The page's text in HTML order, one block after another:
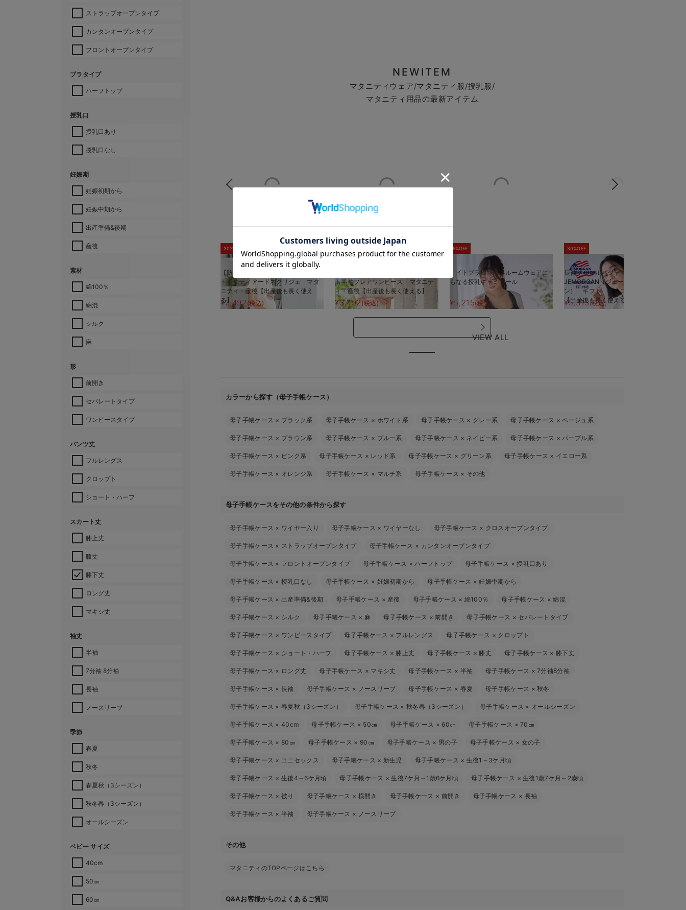
ストラップオープンタイプ
カンタンオープンタイプ
フロントオープンタイプ
ブラタイプ
ハーフトップ
授乳口
授乳口あり
授乳口なし
妊娠期
妊娠初期から
妊娠中期から
出産準備&後期
産後
素材
綿100％
綿混
シルク
麻
形
前開き
セパレートタイプ
ワンピースタイプ
パンツ丈
フルレングス
クロップト
ショート・ハーフ
スカート丈
膝上丈
膝丈
膝下丈
ロング丈
マキシ丈
袖丈
半袖
7分袖 8分袖
長袖
ノースリーブ
季節
春夏
秋冬
春夏秋（3シーズン）
秋冬春（3シーズン）
オールシーズン
ベビー サイズ
40cm
50㎝
60㎝
NEWITEM
マタニティウェア/マタニティ服/授乳服/
マタニティ用品の最新アイテム
30%OFF
【防汚加工】綿混やわらかスウェッ
ト半袖ティアードネグリジェ マタ
ニティ・産後【出産後も長く使え
る】
¥3,492 (税込)
ト半袖フレアワンピース マタニテ
ィ・産後【出産後も長く使える】
¥3,492(税込)
5%OFF
ナイトブラ機能付 ルームウェアに
もなる授乳キャミソール
¥5,215(税込)
30%OFF
長袖サーマルパジャマ3点セット
JEMORGAN（ジェーイーモーガ
ン） ギフト マタニティ・産後
【出産後も長く使える】
¥5,313 (税込)
VIEW ALL
カラーから探す（母子手帳ケース）
母子手帳ケース × ブラック系 母子手帳ケース × ホワイト系 母子手帳ケース × グレー系 母子手帳ケース ×ベージュ系
母子手帳ケース × ブラウン系 母子手帳ケース × ブルー系 母子手帳ケース × ネイビー系 母子手帳ケース ×パープル系
母子手帳ケース × ピンク系 母子手帳ケース × レッド系 母子手帳ケース × グリーン系 母子手帳ケース × イエロー系
母子手帳ケース × オレンジ系 母子手帳ケース × マルチ系 母子手帳ケース × その他
母子手帳ケースをその他の条件から探す
母子手帳ケース × ワイヤー入り 母子手帳ケース × ワイヤーなし 母子手帳ケース × クロスオープンタイプ
母子手帳ケース × ストラップオープンタイプ 母子手帳ケース × カンタンオープンタイプ
母子手帳ケース × フロントオープンタイプ 母子手帳ケース ×ハーフトップ 母子手帳ケース ×授乳口あり
母子手帳ケース ×授乳口なし 母子手帳ケース × 妊娠初期から 母子手帳ケース ×妊娠中期から
母子手帳ケース × 出産準備&後期 母子手帳ケース × 産後 母子手帳ケース × 綿100％ 母子手帳ケース ×綿混
母子手帳ケース × シルク 母子手帳ケース × 麻 母子手帳ケース ×前開き 母子手帳ケース × セパレートタイプ
母子手帳ケース × ワンピースタイプ 母子手帳ケース × フルレングス 母子手帳ケース × クロップト
母子手帳ケース × ショート・ハーフ 母子手帳ケース × 膝上丈 母子手帳ケース × 膝丈 母子手帳ケース × 膝下丈
母子手帳ケース × ロング丈 母子手帳ケース × マキシ丈 母子手帳ケース × 半袖 母子手帳ケース ×7分袖8分袖
母子手帳ケース ×長袖 母子手帳ケース × ノースリーブ 母子手帳ケース × 春夏 母子手帳ケース ×秋冬
母子手帳ケース ×春夏秋（3シーズン） 母子手帳ケース ×秋冬春（3シーズン） 母子手帳ケース × オールシーズン
母子手帳ケース ×40cm 母子手帳ケース × 50㎝ 母子手帳ケース × 60㎝ 母子手帳ケース ×70㎝
母子手帳ケース × 80㎝ 母子手帳ケース × 90㎝ 母子手帳ケース × 男の子 母子手帳ケース × 女の子
母子手帳ケース ×ユニセックス 母子手帳ケース × 新生児 母子手帳ケース × 生後1～3ケ月頃
母子手帳ケース ×生後4～6ケ月頃 母子手帳ケース ×生後7ケ月～1歳6ケ月頃 母子手帳ケース ×生後1歳7ケ月～2歳頃
母子手帳ケース ×被り 母子手帳ケース × 横開き 母子手帳ケース × 前開き 母子手帳ケース × 長袖
母子手帳ケース ×半袖 母子手帳ケース × ノースリーブ
その他
マタニティのTOPページはこちら
Q&Aお客様からのよくあるご質問
お気に入り商品を確認する